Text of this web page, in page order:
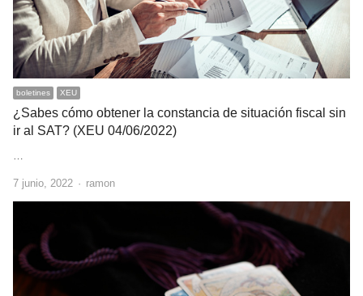
boletines XEU
¿Sabes cómo obtener la constancia de situación fiscal sin
ir al SAT? (XEU 04/06/2022)
7 junio, 2022 Author
ramon